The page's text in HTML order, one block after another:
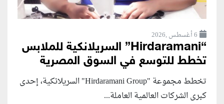
6 أغسطس ,2026
“Hirdaramani” السريلانكية للملابس
تخطط للتوسع في السوق المصرية
تخطط مجموعة "Hirdaramani Group" السريلانكية، إحدى
كبرى الشركات العالمية العاملة...